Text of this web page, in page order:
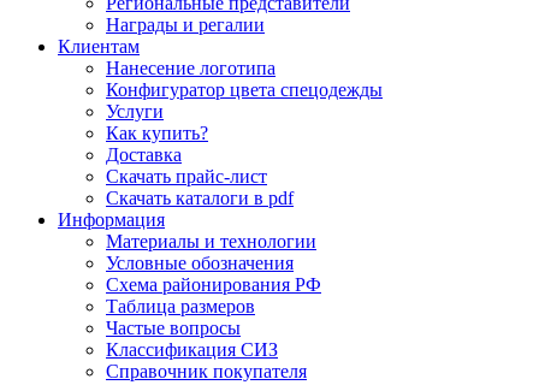
Награды и регалии
Клиентам
Нанесение логотипа
Конфигуратор цвета спецодежды
Услуги
Как купить?
Доставка
Скачать прайс-лист
Скачать каталоги в pdf
Информация
Материалы и технологии
Условные обозначения
Схема районирования РФ
Таблица размеров
Частые вопросы
Классификация СИЗ
Справочник покупателя